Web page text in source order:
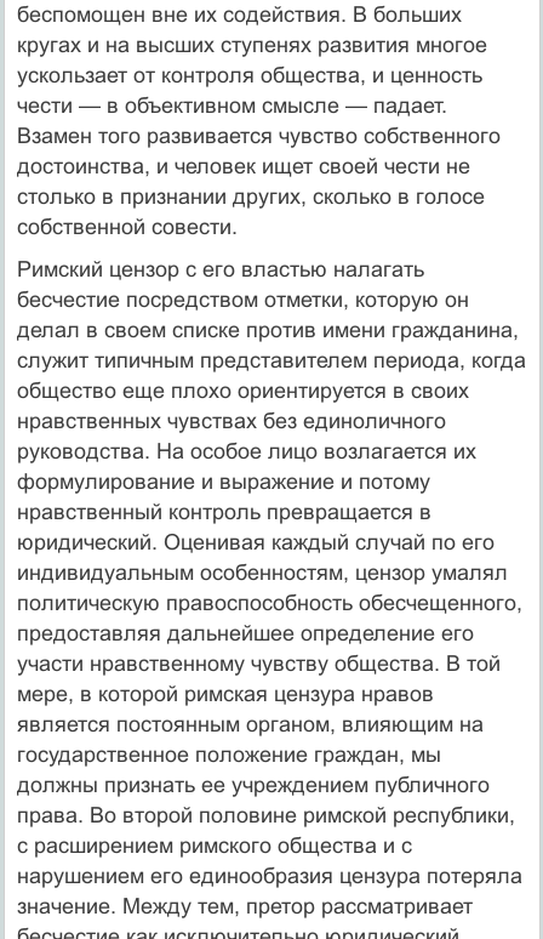
беспомощен вне их содействия. В больших
кругах и на высших ступенях развития многое
ускользает от контроля общества, и ценность
чести — в объективном смысле — падает.
Взамен того развивается чувство собственного
достоинства, и человек ищет своей чести не
столько в признании других, сколько в голосе
собственной совести.
Римский цензор с его властью налагать
бесчестие посред­ством отметки, которую он
делал в своем списке против имени гражданина,
служит типичным представителем периода, когда
общество еще плохо ориентируется в своих
нравственных чув­ствах без единоличного
руководства. На особое лицо возлагает­ся их
формулирование и выражение и потому
нравственный кон­троль превращается в
юридический. Оценивая каждый случай по его
индивидуальным особенностям, цензор умалял
политиче­скую правоспособность обесчещенного,
предоставляя дальней­шее определение его
участи нравственному чувству общества. В той
мере, в которой римская цензура нравов
является посто­янным органом, влияющим на
государственное положение граж­дан, мы
должны признать ее учреждением публичного
права. Во второй половине римской республики,
с расширением рим­ского общества и с
нарушением его единообразия цензура по­теряла
значение. Между тем, претор рассматривает